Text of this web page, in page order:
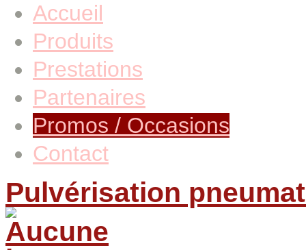
Accueil
Produits
Prestations
Partenaires
Promos / Occasions
Contact
Pulvérisation